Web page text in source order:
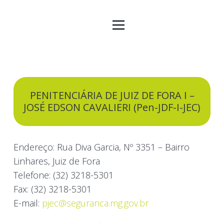
PENITENCIÁRIA DE JUIZ DE FORA I –
JOSÉ EDSON CAVALIERI (Pen-JDF-I-JEC)
Endereço: Rua Diva Garcia, Nº 3351 – Bairro
Linhares, Juiz de Fora
Telefone: (32) 3218-5301
Fax: (32) 3218-5301
E-mail: pjec@seguranca.mg.gov.br